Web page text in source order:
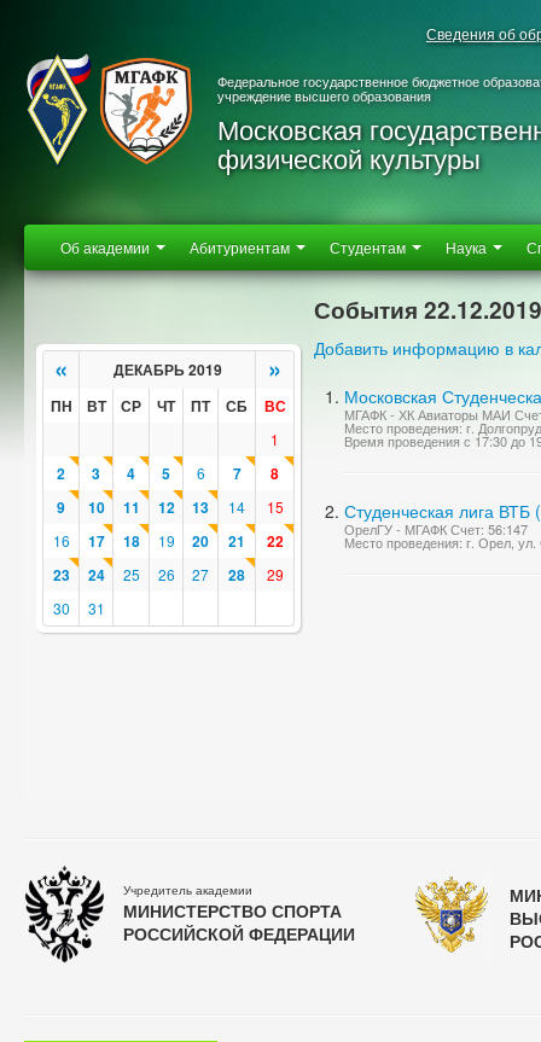
Сведения об
Федеральное государственное бюджетное
учреждение высшего образования
Московская
физической культуры
Об академии Абитуриентам Студентам Наука
« ДЕКАБРЬ 2019 »
ПН ВТ СР ЧТ ПТ СБ ВС
1
2 3 4 5 6 7
8
9
10 11 12 13 14
15
16
17 18 19 20 21
22
23
24 25 26 27 28
29
30
31
События 22.12.2019
Добавить информацию в
Московская
МГАФК - ХК Авиаторы МАИ
Место проведения: г.
Время проведения с 17:30 до
Студенческая лига ВТБ
ОрелГУ - МГАФК Счет: 56:147
Место проведения: г. Орел,
Учредитель академии
МИНИСТЕРСТВО СПОРТА
РОССИЙСКОЙ ФЕДЕРАЦИИ